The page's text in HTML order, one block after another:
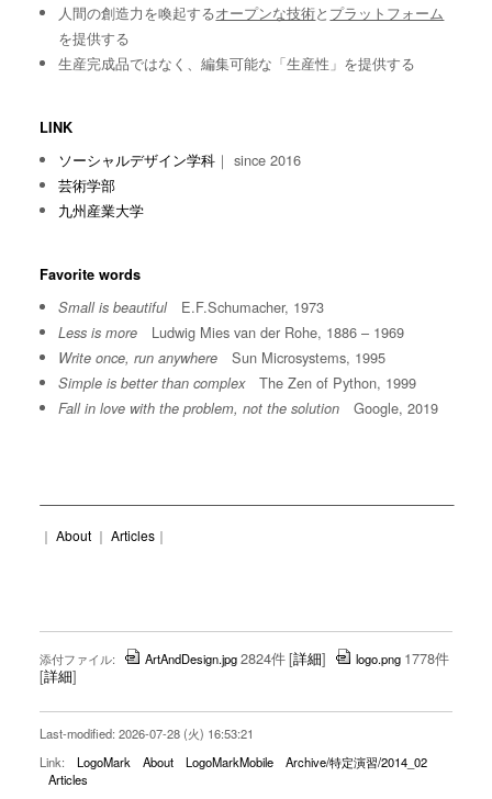
人間の創造力を喚起するオープンな技術と プラットフォーム
を提供する
生産完成品ではなく、編集可能な「生産性」を提供する
LINK
ソーシャルデザイン学科 ｜ since 2016
芸術学部
九州産業大学
Favorite words
Small is beautifulE.F.Schumacher, 1973
Less is more Ludwig Mies van der Rohe, 1886 – 1969
Write once, run anywhere Sun Microsystems, 1995
Simple is better than complexThe Zen of Python, 1999
Fall in love with the problem, not the solution Google, 2019
｜ About｜ Articles｜
添付ファイル: ArtAndDesign.jpg2824件[詳細] logo.png 1778件
[詳細]
Last-modified: 2026-07-28 (火) 16:53:21
Link:
LogoMark About LogoMarkMobile
Archive/特定演習/2014_02
Articles